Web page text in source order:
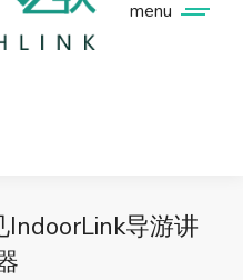
menu
IndoorLink导游讲